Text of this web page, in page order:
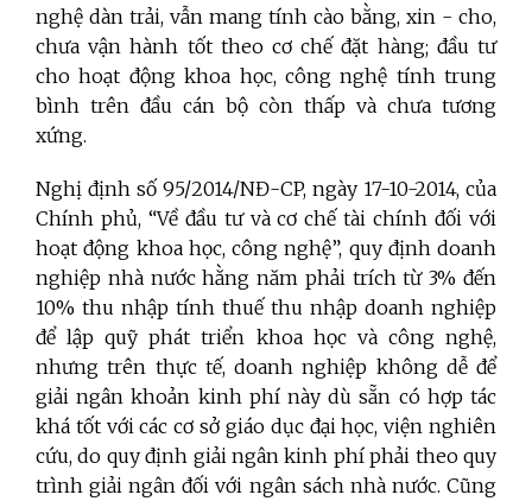
nghệ dàn trải, vẫn mang tính cào bằng, xin - cho,
chưa vận hành tốt theo cơ chế đặt hàng; đầu tư
cho hoạt động khoa học, công nghệ tính trung
bình trên đầu cán bộ còn thấp và chưa tương
xứng.
Nghị định số 95/2014/NĐ-CP, ngày 17-10-2014, của
Chính phủ, “Về đầu tư và cơ chế tài chính đối với
hoạt động khoa học, công nghệ”, quy định doanh
nghiệp nhà nước hằng năm phải trích từ 3% đến
10% thu nhập tính thuế thu nhập doanh nghiệp
để lập quỹ phát triển khoa học và công nghệ,
nhưng trên thực tế, doanh nghiệp không dễ để
giải ngân khoản kinh phí này dù sẵn có hợp tác
khá tốt với các cơ sở giáo dục đại học, viện nghiên
cứu, do quy định giải ngân kinh phí phải theo quy
trình giải ngân đối với ngân sách nhà nước. Cũng